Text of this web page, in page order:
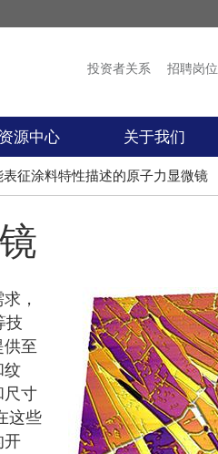
市场活动
投资者关系 招聘岗位
资源中心 关于我们
征涂料特性描述的原子力显微镜
，
技
至
纹
尺寸
这些
开